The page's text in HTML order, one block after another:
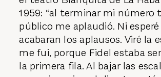
1959: “al terminar mi número
público me aplaudió. Ni
acabaran los aplausos. Viré la
me fui, porque Fidel estaba
la primera fila. Al bajar las